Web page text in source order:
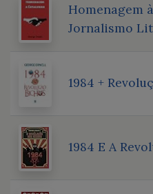
Homenagem
Jornalismo
1984 +
1984 E A